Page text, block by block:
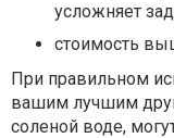
усложняет
стоимость
При правильном
вашим лучшим
соленой воде,